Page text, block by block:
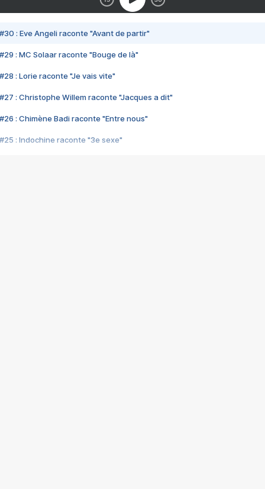
#30 : Eve Angeli raconte "Avant de partir"
#29 : MC Solaar raconte "Bouge de là"
#28 : Lorie raconte "Je vais vite"
#27 : Christophe Willem raconte "Jacques a dit"
#26 : Chimène Badi raconte "Entre nous"
#25 : Indochine raconte "3e sexe"